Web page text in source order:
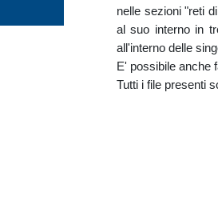
nelle sezioni "reti
al suo interno in
all'interno delle
E' possibile anche
Tutti i file presenti